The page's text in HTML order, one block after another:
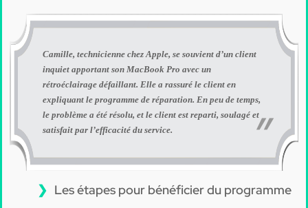
Camille, technicienne chez Apple, se souvient d’un client
inquiet apportant son MacBook Pro avec un
rétroéclairage défaillant. Elle a rassuré le client en
expliquant le programme de réparation. En peu de temps,
le problème a été résolu, et le client est reparti, soulagé et
satisfait par l’efficacité du service.
Les étapes pour bénéficier du programme